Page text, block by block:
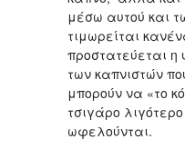
μέσω αυτού και
τιμωρείται
προστατεύεται η
των καπνιστών
μπορούν να «το
τσιγάρο
ωφελούνται.